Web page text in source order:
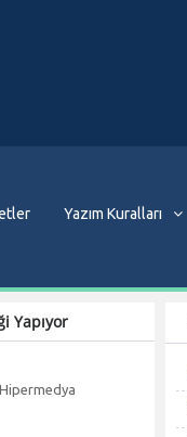
Yazım Kuralları
Yapıyor